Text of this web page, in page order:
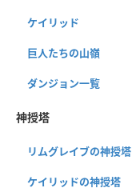
ケイリッド
巨人たちの山嶺
ダンジョン一覧
神授塔
リムグレイブの神授塔
ケイリッドの神授塔